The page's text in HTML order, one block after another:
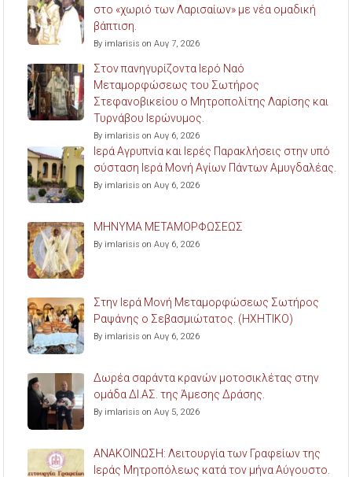
στο «χωριό των Λαρισαίων» με νέα ομαδική
βάπτιση.
By imlarisis on Αυγ 7, 2026
Στον πανηγυρίζοντα Ιερό Ναό
Μεταμορφώσεως του Σωτήρος
Στεφανοβικείου ο Μητροπολίτης Λαρίσης και
Τυρνάβου Ιερώνυμος.
By imlarisis on Αυγ 6, 2026
Ιερά Αγρυπνία και Ιερές Παρακλήσεις στην υπό
σύσταση Ιερά Μονή Αγίων Πάντων Αμυγδαλέας.
By imlarisis on Αυγ 6, 2026
ΜΗΝΥΜΑ ΜΕΤΑΜΟΡΦΩΣΕΩΣ
By imlarisis on Αυγ 6, 2026
Στην Ιερά Μονή Μεταμορφώσεως Σωτήρος
Ραψάνης ο Σεβασμιώτατος. (ΗΧΗΤΙΚΟ)
By imlarisis on Αυγ 6, 2026
Δωρέα σαράντα κρανών μοτοσικλέτας στην
ομάδα ΔΙ.ΑΣ. της Άμεσης Δράσης.
By imlarisis on Αυγ 5, 2026
ΑΝΑΚΟΙΝΩΣΗ: Λειτουργία των Γραφείων της
Ιεράς Μητροπόλεως κατά τον μήνα Αύγουστο.